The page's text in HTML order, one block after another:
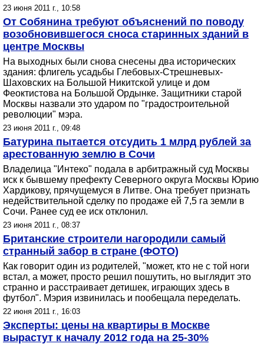
23 июня 2011 г., 10:58
От Собянина требуют объяснений по поводу
возобновившегося сноса старинных зданий в
центре Москвы
На выходных были снова снесены два исторических
здания: флигель усадьбы Глебовых-Стрешневых-
Шаховских на Большой Никитской улице и дом
Феоктистова на Большой Ордынке. Защитники старой
Москвы назвали это ударом по "градостроительной
революции" мэра.
23 июня 2011 г., 09:48
Батурина пытается отсудить 1 млрд рублей за
арестованную землю в Сочи
Владелица "Интеко" подала в арбитражный суд Москвы
иск к бывшему префекту Северного округа Москвы Юрию
Хардикову, прячущемуся в Литве. Она требует признать
недействительной сделку по продаже ей 7,5 га земли в
Сочи. Ранее суд ее иск отклонил.
23 июня 2011 г., 08:37
Британские строители нагородили самый
странный забор в стране (ФОТО)
Как говорит один из родителей, "может, кто не с той ноги
встал, а может, просто решил пошутить, но выглядит это
странно и расстраивает детишек, играющих здесь в
футбол". Мэрия извинилась и пообещала переделать.
22 июня 2011 г., 16:03
Эксперты: цены на квартиры в Москве
вырастут к началу 2012 года на 25-30%